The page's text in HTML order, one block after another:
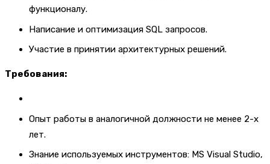
функционалу.
Написание и оптимизация SQL запросов.
Участие в принятии архитектурных решений.
Требования:
Опыт работы в аналогичной должности не менее 2-х
лет.
Знание используемых инструментов: MS Visual Studio,